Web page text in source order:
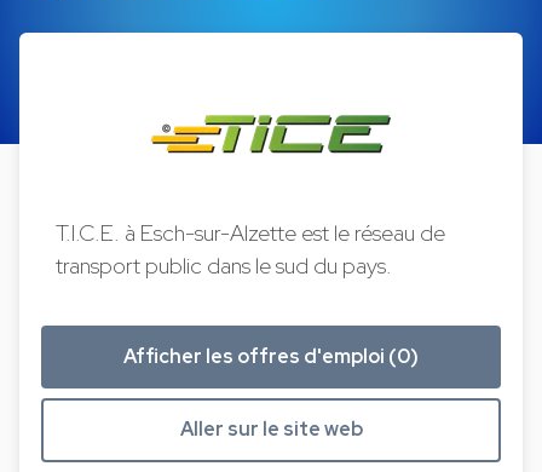
T.I.C.E. à Esch-sur-Alzette est le réseau de
transport public dans le sud du pays.​​​​​​​
Afficher les offres d'emploi (0)
Aller sur le site web